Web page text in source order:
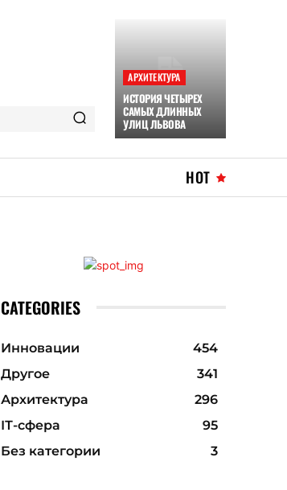
АРХИТЕКТУРА
ИСТОРИЯ ЧЕТЫРЕХ
САМЫХ ДЛИННЫХ
УЛИЦ ЛЬВОВА
HOT
CATEGORIES
Инновации
454
Другое
341
Архитектура
296
ІТ-сфера
95
Без категории
3